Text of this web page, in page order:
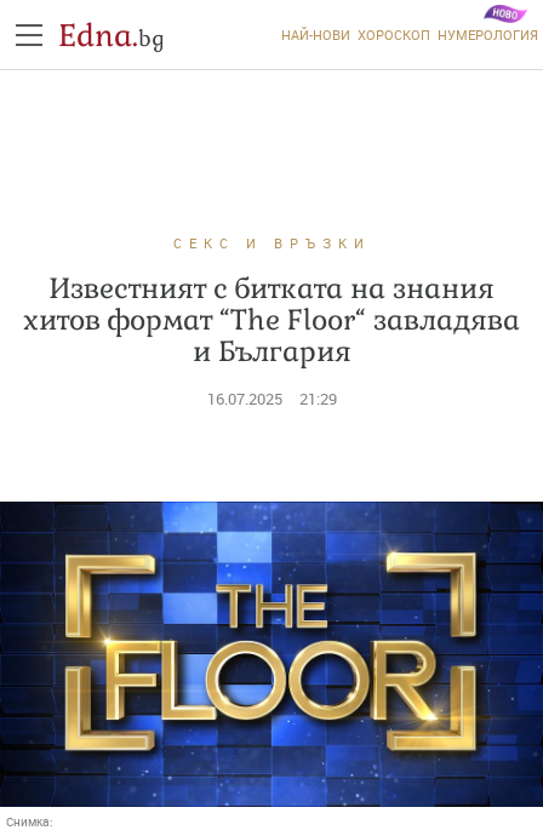
Edna.bg НАЙ-НОВИ ХОРОСКОП НУМЕРОЛОГИЯ
СЕКС И ВРЪЗКИ
Известният с битката на знания
хитов формат “The Floor“ завладява
и България
16.07.2025 21:29
Снимка: